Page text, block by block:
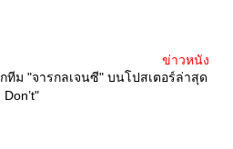
ม "จารกลเจนซี" บนโปสเตอร์ล่าสุด
ข่าวหนัง